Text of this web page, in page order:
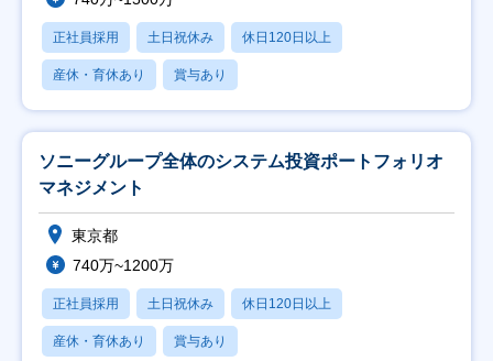
正社員採用 土日祝休み 休日120日以上
産休・育休あり 賞与あり
ソニーグループ全体のシステム投資ポートフォリオ
マネジメント
東京都
740万~1200万
正社員採用 土日祝休み 休日120日以上
産休・育休あり 賞与あり